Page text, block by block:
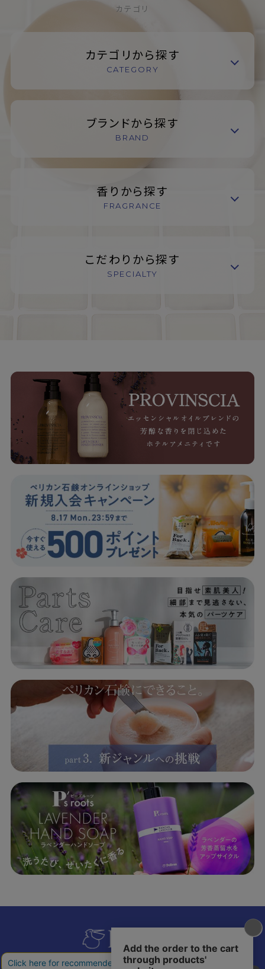
カテゴリ
カテゴリから探す
CATEGORY
ブランドから探す
BRAND
香りから探す
FRAGRANCE
こだわりから探す
SPECIALTY